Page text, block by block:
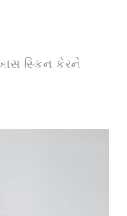
સ્કિન કેરને